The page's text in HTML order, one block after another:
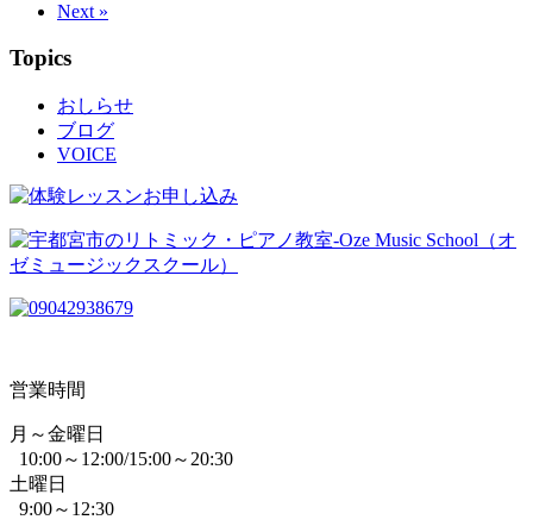
Next »
Topics
おしらせ
ブログ
VOICE
営業時間
月～金曜日
10:00～12:00/15:00～20:30
土曜日
9:00～12:30